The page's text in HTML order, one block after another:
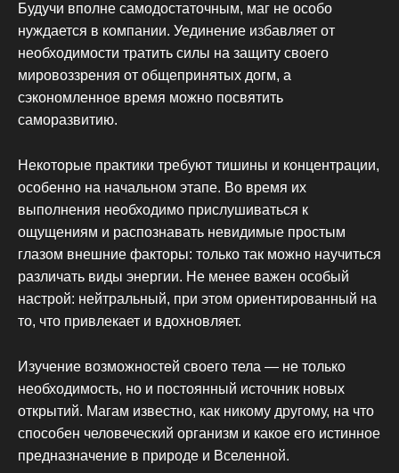
Будучи вполне самодостаточным, маг не особо
нуждается в компании. Уединение избавляет от
необходимости тратить силы на защиту своего
мировоззрения от общепринятых догм, а
сэкономленное время можно посвятить
саморазвитию.
Некоторые практики требуют тишины и концентрации,
особенно на начальном этапе. Во время их
выполнения необходимо прислушиваться к
ощущениям и распознавать невидимые простым
глазом внешние факторы: только так можно научиться
различать виды энергии. Не менее важен особый
настрой: нейтральный, при этом ориентированный на
то, что привлекает и вдохновляет.
Изучение возможностей своего тела — не только
необходимость, но и постоянный источник новых
открытий. Магам известно, как никому другому, на что
способен человеческий организм и какое его истинное
предназначение в природе и Вселенной.